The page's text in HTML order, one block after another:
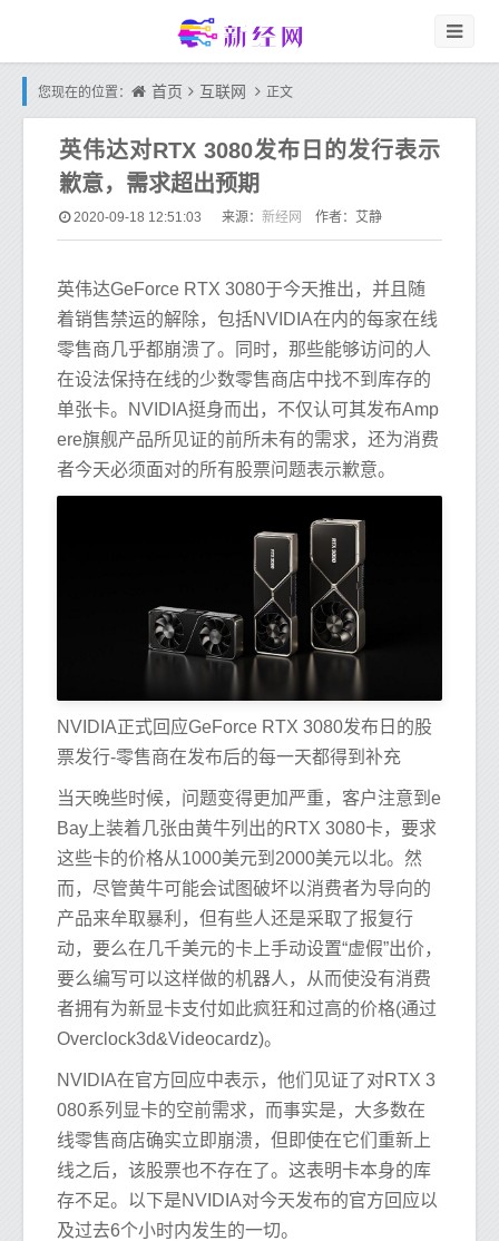
您现在的位置： 首页 互联网 正文
英伟达对RTX 3080发布日的发行表示
歉意，需求超出预期
2020-09-18 12:51:03 来源： 新经网 作者：艾静
英伟达GeForce RTX 3080于今天推出，并且随
着销售禁运的解除，包括NVIDIA在内的每家在线
零售商几乎都崩溃了。同时，那些能够访问的人
在设法保持在线的少数零售商店中找不到库存的
单张卡。NVIDIA挺身而出，不仅认可其发布Amp
ere旗舰产品所见证的前所未有的需求，还为消费
者今天必须面对的所有股票问题表示歉意。
NVIDIA正式回应GeForce RTX 3080发布日的股
票发行-零售商在发布后的每一天都得到补充
当天晚些时候，问题变得更加严重，客户注意到e
Bay上装着几张由黄牛列出的RTX 3080卡，要求
这些卡的价格从1000美元到2000美元以北。然
而，尽管黄牛可能会试图破坏以消费者为导向的
产品来牟取暴利，但有些人还是采取了报复行
动，要么在几千美元的卡上手动设置“虚假”出价，
要么编写可以这样做的机器人，从而使没有消费
者拥有为新显卡支付如此疯狂和过高的价格(通过
Overclock3d&Videocardz)。
NVIDIA在官方回应中表示，他们见证了对RTX 3
080系列显卡的空前需求，而事实是，大多数在
线零售商店确实立即崩溃，但即使在它们重新上
线之后，该股票也不存在了。这表明卡本身的库
存不足。以下是NVIDIA对今天发布的官方回应以
及过去6个小时内发生的一切。